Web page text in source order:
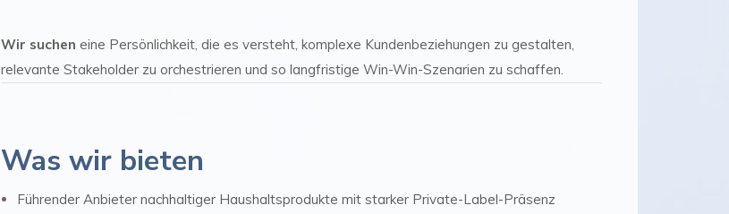
Wir suchen eine Persönlichkeit, die es versteht, komplexe Kundenbeziehungen zu gestalten,
relevante Stakeholder zu orchestrieren und so langfristige Win-Win-Szenarien zu schaffen.
Was wir bieten
Führender Anbieter nachhaltiger Haushaltsprodukte mit starker Private-Label-Präsenz